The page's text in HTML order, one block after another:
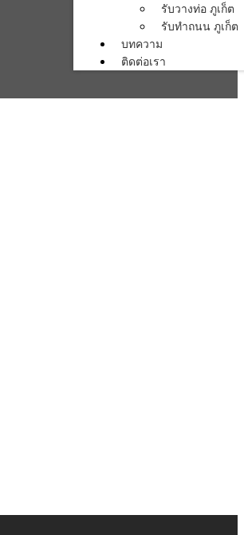
รับวางท่อ ภูเก็ต
รับทำถนน ภูเก็ต
บทความ
ติดต่อเรา